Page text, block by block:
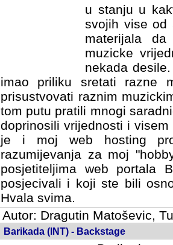
u stanju u
svojih vise od
materijala
muzicke
nekada
imao priliku sretati razne
prisustvovati raznim
tom putu pratili mnogi
doprinosili vrijednosti i
je i moj web hosting
razumijevanja za moj
posjetiteljima web portala
posjecivali i koji ste bili
Hvala svima.
Autor: Dragutin Matoševic,
Barikada (INT) - Backstage